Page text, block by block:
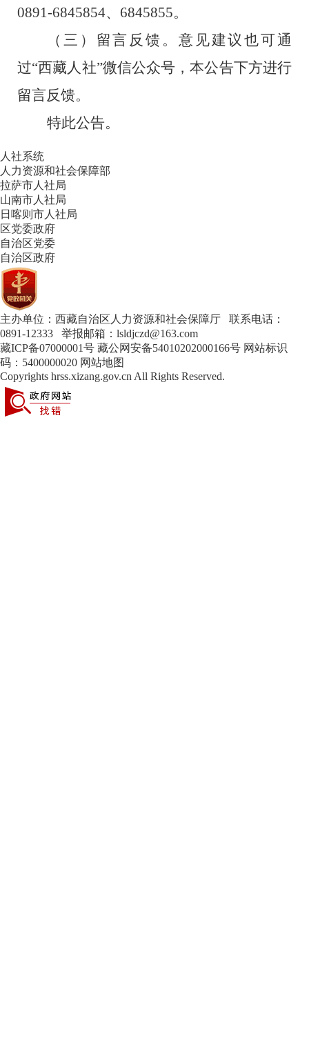
0891-6845854、 6845855。
（三）留言反馈。 意见建议也可通
过“西藏人社”微信公众号，本公告下方进行
留言反馈。
特此公告。
人社系统
人力资源和社会保障部
拉萨市人社局
山南市人社局
日喀则市人社局
区党委政府
自治区党委
自治区政府
主办单位：西藏自治区人力资源和社会保障厅 联系电话：
0891-12333 举报邮箱：lsldjczd@163.com
藏ICP备07000001号 藏公网安备54010202000166号 网站标识
码：5400000020 网站地图
Copyrights hrss.xizang.gov.cn All Rights Reserved.